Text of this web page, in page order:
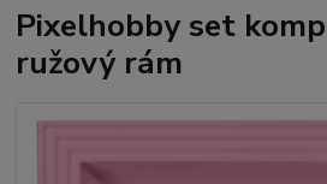
Pixelhobby set
ružový rám